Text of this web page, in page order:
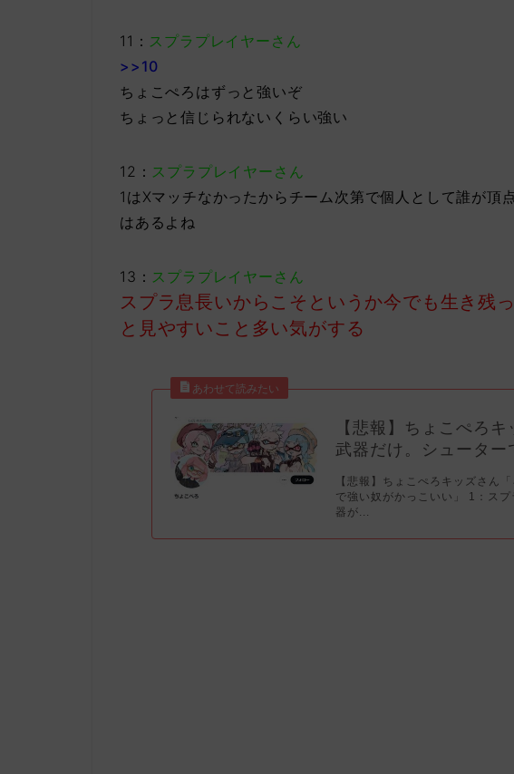
11： スプラプレイヤーさん
>>10
ちょこぺろはずっと強いぞ
ちょっと信じられないくらい強い
12： スプラプレイヤーさん
1はXマッチなかったからチーム次第で個人として誰が頂
はあるよね
13： スプラプレイヤーさん
スプラ息長いからこそというか今でも生き残
と見やすいこと多い気がする
【悲報】ちょこぺろ
武器だけ。シューター
【悲報】ちょこぺろキッズさん
で強い奴がかっこいい」 1：ス
器が...